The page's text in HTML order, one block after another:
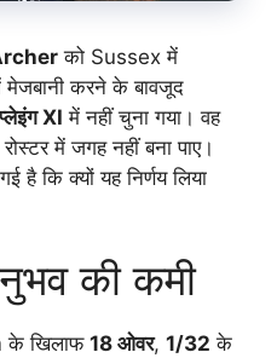
को Sussex में
करने के बावजूद
XI में नहीं चुना गया। वह
में जगह नहीं बना पाए।
है कि क्यों यह निर्णय लिया
की कमी
के खिलाफ 18 ओवर, 1/32 के